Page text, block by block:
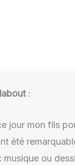
:
jour mon fils
été
musique ou